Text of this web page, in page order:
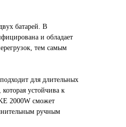
батарей. В
и обладает
тем самым
для длительных
устойчива к
2000W сможет
ручным